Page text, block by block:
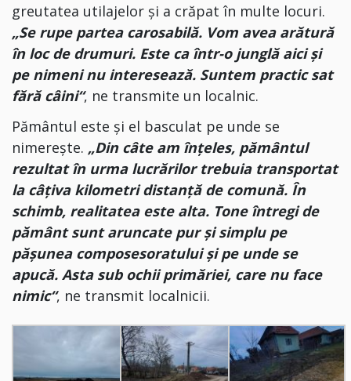
greutatea utilajelor și a crăpat în multe locuri.
„Se rupe partea carosabilă. Vom avea arătură
în loc de drumuri. Este ca într-o junglă aici și
pe nimeni nu interesează. Suntem practic sat
fără câini“, ne transmite un localnic.
Pământul este și el basculat pe unde se
nimerește. „Din câte am înțeles, pământul
rezultat în urma lucrărilor trebuia transportat
la câțiva kilometri distanță de comună. În
schimb, realitatea este alta. Tone întregi de
pământ sunt aruncate pur și simplu pe
pășunea composesoratului și pe unde se
apucă. Asta sub ochii primăriei, care nu face
nimic“, ne transmit localnicii.